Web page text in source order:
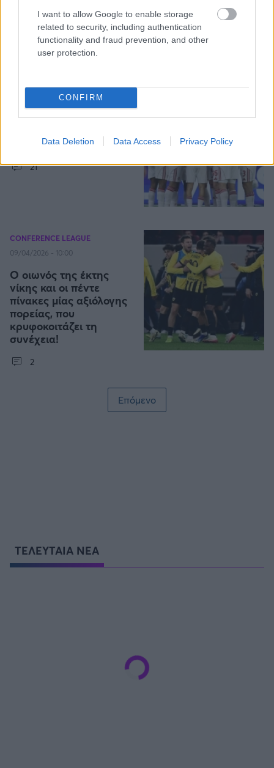
I want to allow Google to enable storage
related to security, including authentication
functionality and fraud prevention, and other
user protection.
CONFIRM
Data Deletion Data Access Privacy Policy
CHAMPIONS LEAGUE
22/04/2026 - 16:00
στο Champions League;
21
CONFERENCE LEAGUE
09/04/2026 - 10:00
Ο οιωνός της έκτης
νίκης και οι πέντε
πίνακες μίας αξιόλογης
πορείας, που
κρυφοκοιτάζει τη
συνέχεια!
2
Επόμενο
ΤΕΛΕΥΤΑΙΑ ΝΕΑ